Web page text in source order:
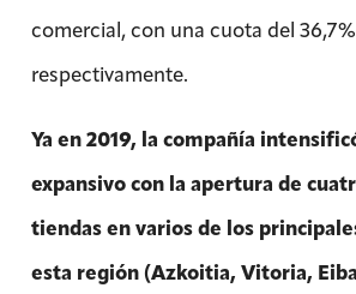
comercial, con una cuota del
respectivamente.
Ya en 2019, la compañía
expansivo con la apertura de
tiendas en varios de los
esta región (Azkoitia, Vitoria,